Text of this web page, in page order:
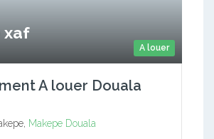
A louer
xaf
A louer Douala
Makepe Douala